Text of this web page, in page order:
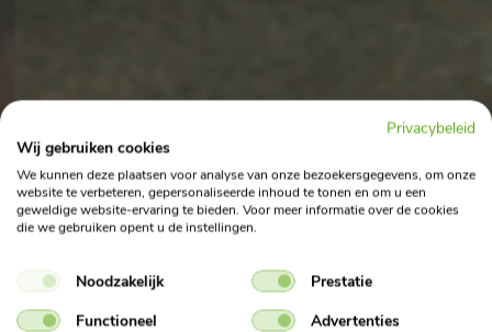
Privacybeleid
Wij gebruiken cookies
We kunnen deze plaatsen voor analyse van onze bezoekersgegevens, om onze
website te verbeteren, gepersonaliseerde inhoud te tonen en om u een
geweldige website-ervaring te bieden. Voor meer informatie over de cookies
die we gebruiken opent u de instellingen.
Noodzakelijk
Prestatie
Functioneel
Advertenties